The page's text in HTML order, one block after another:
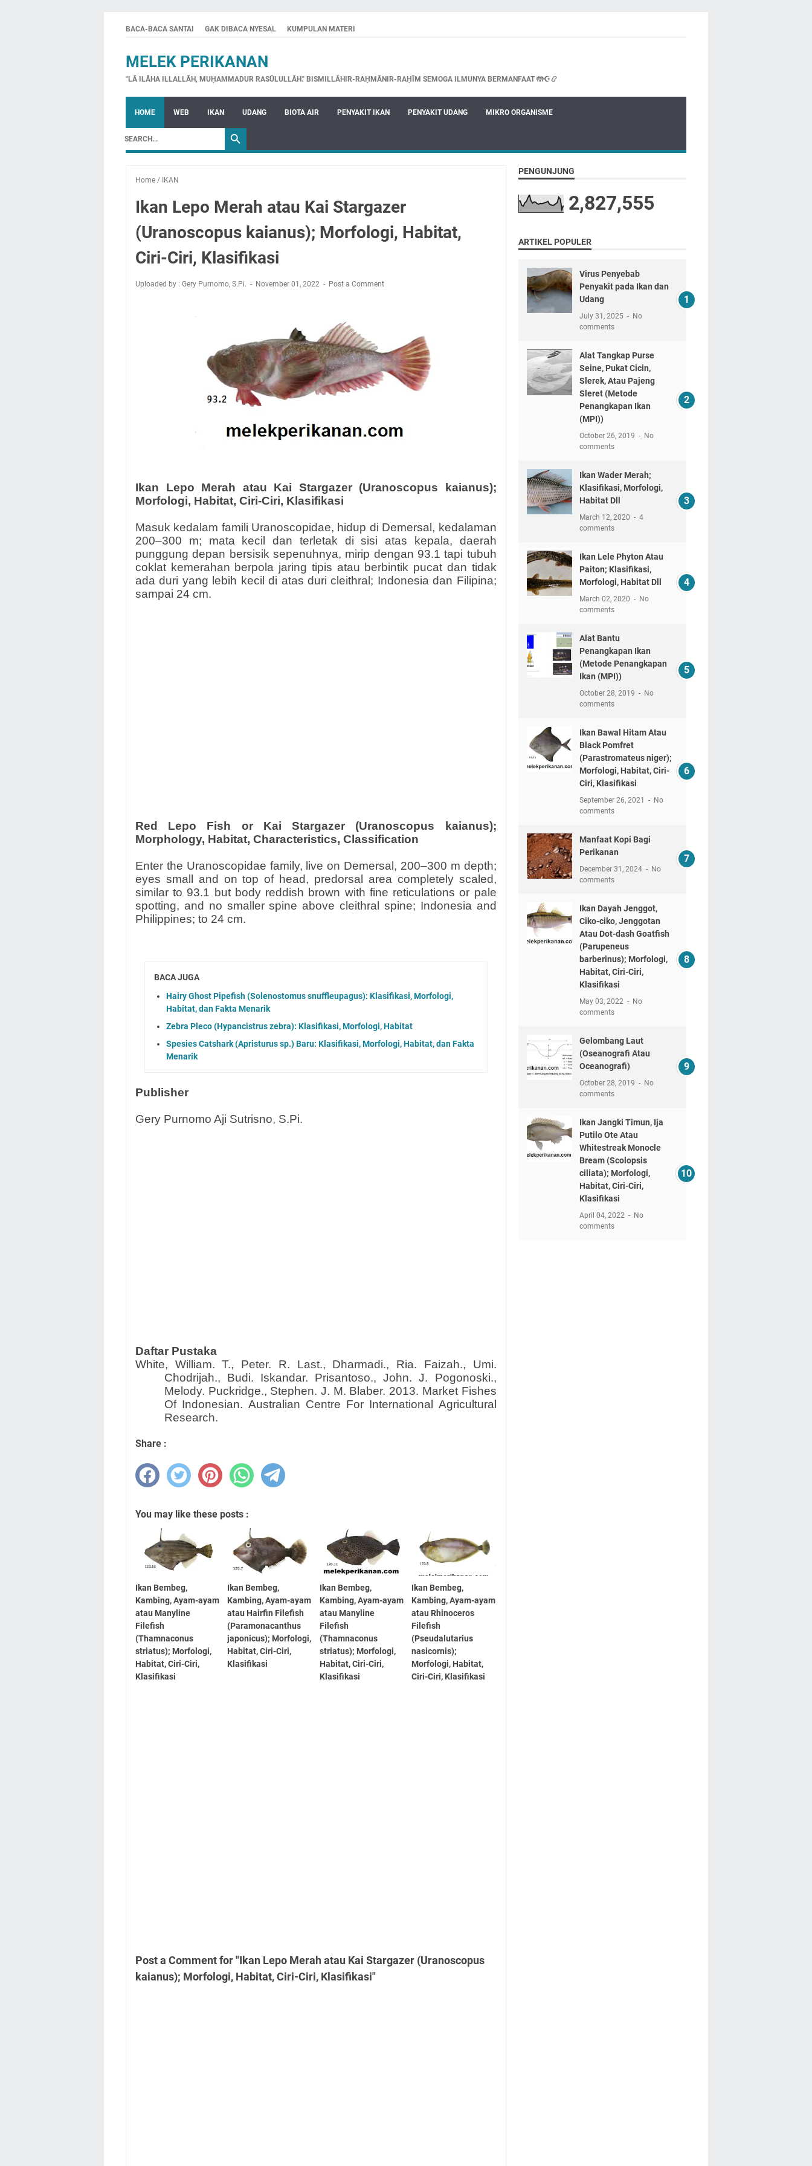
BACA-BACA SANTAI GAK DIBACA NYESAL KUMPULAN MATERI
MELEK PERIKANAN
"LĀ ILĀHA ILLALLĀH, MUḤAMMADUR RASŪLULLĀH." BISMILLĀHIR-RAḤMĀNIR-RAḤĪM SEMOGA ILMUNYA BERMANFAAT 🤲☪📿
HOME WEB IKAN UDANG BIOTA AIR PENYAKIT IKAN PENYAKIT UDANG MIKRO ORGANISME
Home / IKAN
Ikan Lepo Merah atau Kai Stargazer
(Uranoscopus kaianus); Morfologi, Habitat,
Ciri-Ciri, Klasifikasi
Uploaded by : Gery Purnomo, S.Pi. November 01, 2022 Post a Comment
Ikan Lepo Merah atau Kai Stargazer (Uranoscopus kaianus);
Morfologi, Habitat, Ciri-Ciri, Klasifikasi
Masuk kedalam famili Uranoscopidae, hidup di Demersal, kedalaman
200–300 m; mata kecil dan terletak di sisi atas kepala, daerah
punggung depan bersisik sepenuhnya, mirip dengan 93.1 tapi tubuh
coklat kemerahan berpola jaring tipis atau berbintik pucat dan tidak
ada duri yang lebih kecil di atas duri cleithral; Indonesia dan Filipina;
sampai 24 cm.
Red Lepo Fish or Kai Stargazer (Uranoscopus kaianus);
Morphology, Habitat, Characteristics, Classification
Enter the Uranoscopidae family, live on Demersal, 200–300 m depth;
eyes small and on top of head, predorsal area completely scaled,
similar to 93.1 but body reddish brown with fine reticulations or pale
spotting, and no smaller spine above cleithral spine; Indonesia and
Philippines; to 24 cm.
BACA JUGA
Hairy Ghost Pipefish (Solenostomus snuffleupagus): Klasifikasi, Morfologi,
Habitat, dan Fakta Menarik
Zebra Pleco (Hypancistrus zebra): Klasifikasi, Morfologi, Habitat
Spesies Catshark (Apristurus sp.) Baru: Klasifikasi, Morfologi, Habitat, dan Fakta
Menarik
Publisher
Gery Purnomo Aji Sutrisno, S.Pi.
Daftar Pustaka
White, William. T., Peter. R. Last., Dharmadi., Ria. Faizah., Umi.
Chodrijah., Budi. Iskandar. Prisantoso., John. J. Pogonoski.,
Melody. Puckridge., Stephen. J. M. Blaber. 2013. Market Fishes
Of Indonesian. Australian Centre For International Agricultural
Research.
Share :
You may like these posts :
Ikan Bembeg,
Kambing, Ayam-ayam
atau Manyline
Filefish
(Thamnaconus
striatus); Morfologi,
Habitat, Ciri-Ciri,
Klasifikasi
Ikan Bembeg,
Kambing, Ayam-ayam
atau Hairfin Filefish
(Paramonacanthus
japonicus); Morfologi,
Habitat, Ciri-Ciri,
Klasifikasi
Ikan Bembeg,
Kambing, Ayam-ayam
atau Manyline
Filefish
(Thamnaconus
striatus); Morfologi,
Habitat, Ciri-Ciri,
Klasifikasi
Ikan Bembeg,
Kambing, Ayam-ayam
atau Rhinoceros
Filefish
(Pseudalutarius
nasicornis);
Morfologi, Habitat,
Ciri-Ciri, Klasifikasi
Post a Comment for "Ikan Lepo Merah atau Kai Stargazer (Uranoscopus
kaianus); Morfologi, Habitat, Ciri-Ciri, Klasifikasi"
PENGUNJUNG
2,827,555
ARTIKEL POPULER
Virus Penyebab
Penyakit pada Ikan dan
Udang
July 31, 2025
No
comments
Alat Tangkap Purse
Seine, Pukat Cicin,
Slerek, Atau Pajeng
Sleret (Metode
Penangkapan Ikan
(MPI))
October 26, 2019
No
comments
Ikan Wader Merah;
Klasifikasi, Morfologi,
Habitat Dll
March 12, 2020
4
comments
Ikan Lele Phyton Atau
Paiton; Klasifikasi,
Morfologi, Habitat Dll
March 02, 2020
No
comments
Alat Bantu
Penangkapan Ikan
(Metode Penangkapan
Ikan (MPI))
October 28, 2019
No
comments
Ikan Bawal Hitam Atau
Black Pomfret
(Parastromateus niger);
Morfologi, Habitat, Ciri-
Ciri, Klasifikasi
September 26, 2021
No
comments
Manfaat Kopi Bagi
Perikanan
December 31, 2024
No
comments
Ikan Dayah Jenggot,
Ciko-ciko, Jenggotan
Atau Dot-dash Goatfish
(Parupeneus
barberinus); Morfologi,
Habitat, Ciri-Ciri,
Klasifikasi
May 03, 2022
No
comments
Gelombang Laut
(Oseanografi Atau
Oceanografi)
October 28, 2019
No
comments
Ikan Jangki Timun, Ija
Putilo Ote Atau
Whitestreak Monocle
Bream (Scolopsis
ciliata); Morfologi,
Habitat, Ciri-Ciri,
Klasifikasi
April 04, 2022
No
comments